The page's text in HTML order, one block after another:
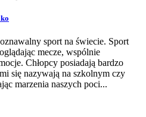
sport na świecie. Sport
mecze, wspólnie
Chłopcy posiadają bardzo
się nazywają na szkolnym czy
marzenia naszych poci...